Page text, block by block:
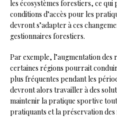
les écosystèmes forestiers, ce
conditions d’accès pour les
devront s’adapter à ces
gestionnaires forestiers.
Par exemple, l’augmentation des
certaines régions pourrait
plus fréquentes pendant les
devront alors travailler à des
maintenir la pratique sportive
pratiquants et la préservation des